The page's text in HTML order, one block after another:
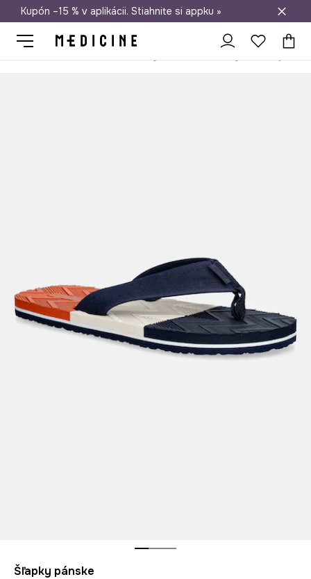
Doprava zadarmo od 50 €
Kupón –15 % v aplikácii. Stiahnite si appku »
Šľapky pánske